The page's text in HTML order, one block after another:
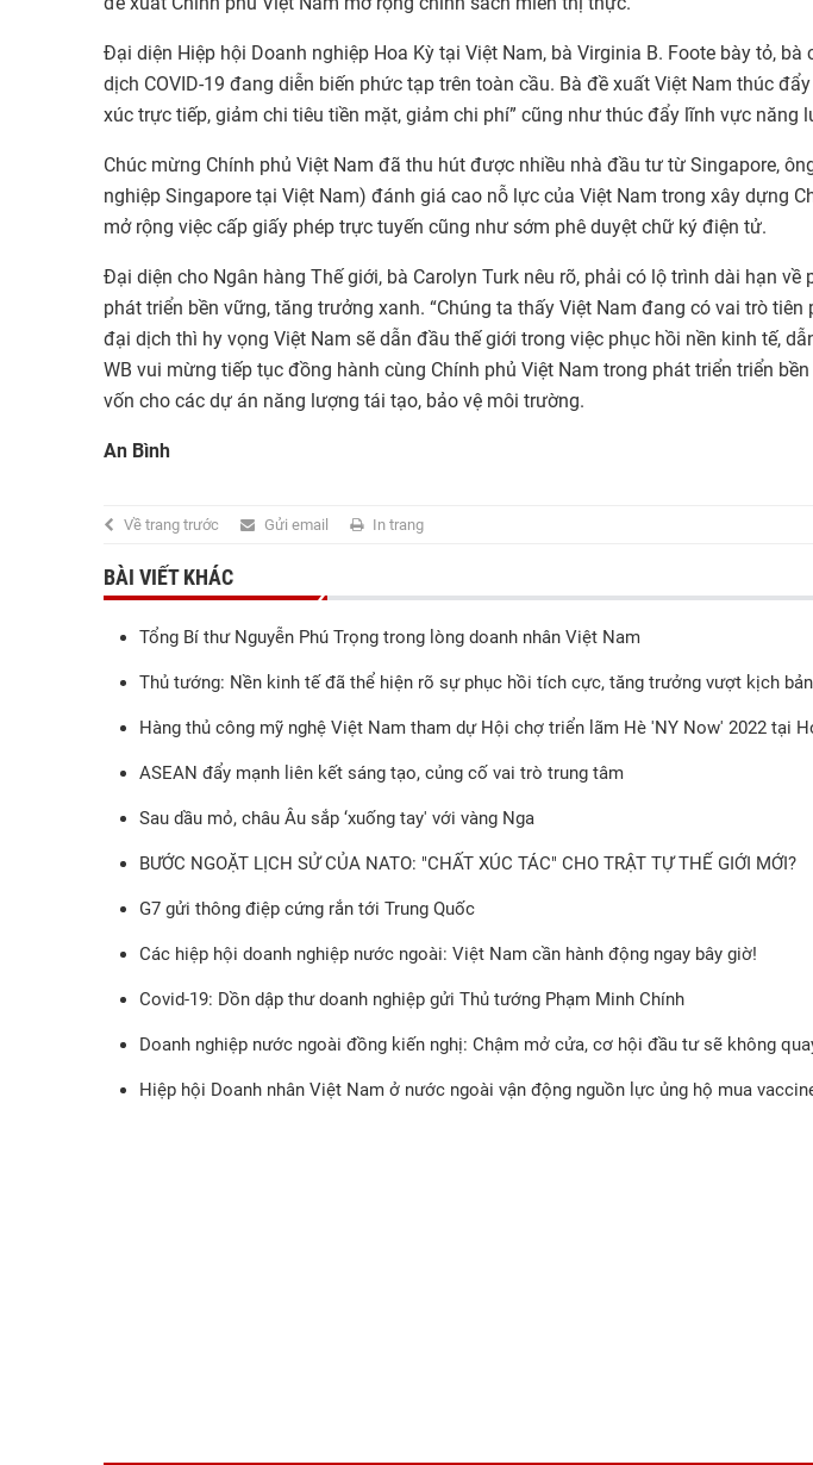
Đại diện Hiệp hội Doanh nghiệp Hoa Kỳ tại Việt Nam, bà Virginia B. Foote bày tỏ,
dịch COVID-19 đang diễn biến phức tạp trên toàn cầu. Bà đề xuất Việt Nam thúc
xúc trực tiếp, giảm chi tiêu tiền mặt, giảm chi phí” cũng như thúc đẩy lĩnh vực năng
Chúc mừng Chính phủ Việt Nam đã thu hút được nhiều nhà đầu tư từ Singapore,
nghiệp Singapore tại Việt Nam) đánh giá cao nỗ lực của Việt Nam trong xây dựng
mở rộng việc cấp giấy phép trực tuyến cũng như sớm phê duyệt chữ ký điện tử.
Đại diện cho Ngân hàng Thế giới, bà Carolyn Turk nêu rõ, phải có lộ trình dài hạn về
phát triển bền vững, tăng trưởng xanh. “Chúng ta thấy Việt Nam đang có vai trò
đại dịch thì hy vọng Việt Nam sẽ dẫn đầu thế giới trong việc phục hồi nền kinh tế,
WB vui mừng tiếp tục đồng hành cùng Chính phủ Việt Nam trong phát triển triển
vốn cho các dự án năng lượng tái tạo, bảo vệ môi trường.
An Bình
Về trang trước Gửi email In trang
BÀI VIẾT KHÁC
Tổng Bí thư Nguyễn Phú Trọng trong lòng doanh nhân Việt Nam
Thủ tướng: Nền kinh tế đã thể hiện rõ sự phục hồi tích cực, tăng trưởng vượt kịch
Hàng thủ công mỹ nghệ Việt Nam tham dự Hội chợ triển lãm Hè 'NY Now' 2022 tại
ASEAN đẩy mạnh liên kết sáng tạo, củng cố vai trò trung tâm
Sau dầu mỏ, châu Âu sắp ‘xuống tay' với vàng Nga
BƯỚC NGOẶT LỊCH SỬ CỦA NATO: "CHẤT XÚC TÁC" CHO TRẬT TỰ THẾ GIỚI MỚI?
G7 gửi thông điệp cứng rắn tới Trung Quốc
Các hiệp hội doanh nghiệp nước ngoài: Việt Nam cần hành động ngay bây giờ!
Covid-19: Dồn dập thư doanh nghiệp gửi Thủ tướng Phạm Minh Chính
Doanh nghiệp nước ngoài đồng kiến nghị: Chậm mở cửa, cơ hội đầu tư sẽ không
Hiệp hội Doanh nhân Việt Nam ở nước ngoài vận động nguồn lực ủng hộ mua